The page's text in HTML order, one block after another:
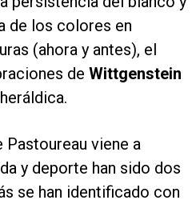
de los colores en
(ahora y antes), el
de Wittgenstein
Pastoureau viene a
y deporte han sido dos
se han identificado con